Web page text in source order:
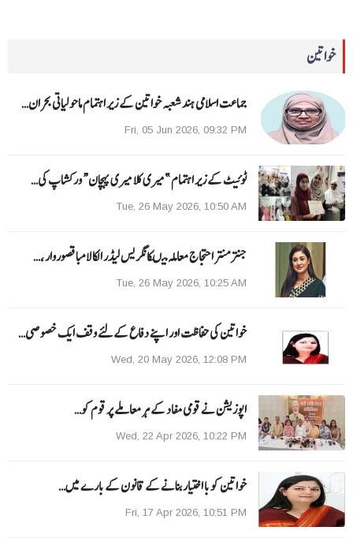
خواتین
جماعت اسلامی ہند شعبہ خواتین کے زیر اہتمام ماحولیاتی بحران…
Fri, 05 Jun 2026, 09:32 PM
ٹوئیٹ کے زیر اہتمام ”میری کلا میری پہچان“ ورکشاپ کی…
Tue, 26 May 2026, 10:50 AM
جنتر منتر احتجاج معاملہ میںکانگریس لیڈر الکا لامبا قصوروار ،…
Tue, 26 May 2026, 10:25 AM
خواتین کی حفاظت اور اپنے دفاع کےلئے وقف ایک خصوصی…
Wed, 20 May 2026, 12:08 PM
اپوزیشن نے قومی مفاد کے ہر معاملے پر قوم کو…
Wed, 22 Apr 2026, 10:22 PM
خواتین کو با اختیار بنانے کے قانون کے بارے میں…
Fri, 17 Apr 2026, 10:51 PM